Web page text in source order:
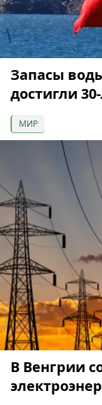
Запасы
достигли
МИР
В Венгрии